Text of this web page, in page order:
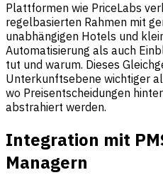
Plattformen wie PriceLabs
regelbasierten Rahmen mit
unabhängigen Hotels und
Automatisierung als auch
tut und warum. Dieses
Unterkunftsebene wichtiger
wo Preisentscheidungen
abstrahiert werden.
Integration mit
Managern